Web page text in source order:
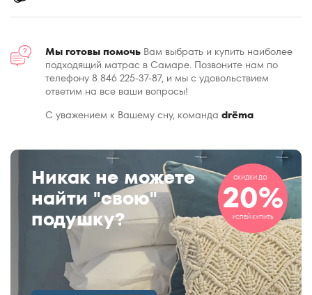
Мы готовы помочь Вам выбрать и купить наиболее
подходящий матрас в Самаре. Позвоните нам по
телефону 8 846 225-37-87, и мы с удовольствием
ответим на все ваши вопросы!
С уважением к Вашему сну, команда drёma
Никак не можете
найти "свою"
подушку?
СКИДКИ ДО
20%
УСПЕЙ КУПИТЬ